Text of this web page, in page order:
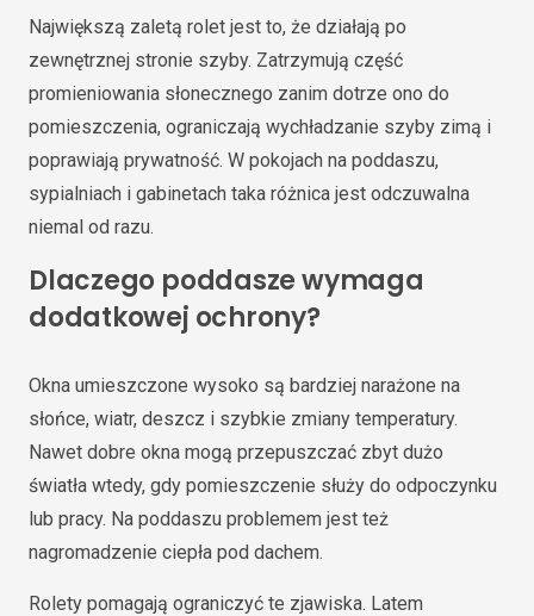
Największą zaletą rolet jest to, że działają po
zewnętrznej stronie szyby. Zatrzymują część
promieniowania słonecznego zanim dotrze ono do
pomieszczenia, ograniczają wychładzanie szyby zimą i
poprawiają prywatność. W pokojach na poddaszu,
sypialniach i gabinetach taka różnica jest odczuwalna
niemal od razu.
Dlaczego poddasze wymaga
dodatkowej ochrony?
Okna umieszczone wysoko są bardziej narażone na
słońce, wiatr, deszcz i szybkie zmiany temperatury.
Nawet dobre okna mogą przepuszczać zbyt dużo
światła wtedy, gdy pomieszczenie służy do odpoczynku
lub pracy. Na poddaszu problemem jest też
nagromadzenie ciepła pod dachem.
Rolety pomagają ograniczyć te zjawiska. Latem